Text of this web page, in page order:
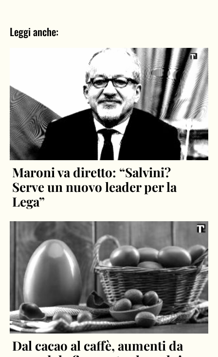
Leggi anche:
Maroni va diretto: “Salvini?
Serve un nuovo leader per la
Lega”
Dal cacao al caffè, aumenti da